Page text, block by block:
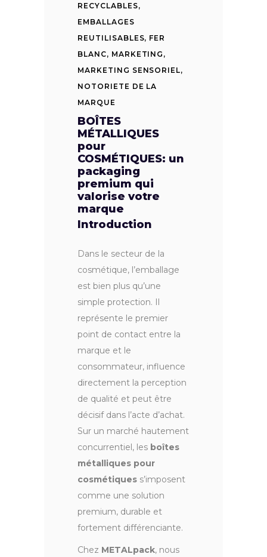
RECYCLABLES,
EMBALLAGES
REUTILISABLES, FER
BLANC, MARKETING ,
MARKETING SENSORIEL,
NOTORIETE DE LA
MARQUE
BOÎTES
MÉTALLIQUES
pour
COSMÉTIQUES: un
packaging
premium qui
valorise votre
marque
Introduction
Dans le secteur de la
cosmétique, l’emballage
est bien plus qu’une
simple protection. Il
représente le premier
point de contact entre la
marque et le
consommateur, influence
directement la perception
de qualité et peut être
décisif dans l’acte d’achat.
Sur un marché hautement
concurrentiel, les boîtes
métalliques pour
cosmétiques s’imposent
comme une solution
premium, durable et
fortement différenciante.
Chez METALpack, nous